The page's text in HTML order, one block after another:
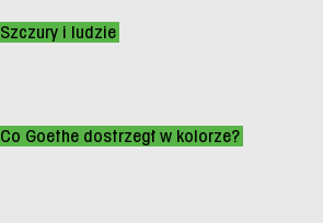
Szczury i ludzie
Co Goethe dostrzegł w kolorze?